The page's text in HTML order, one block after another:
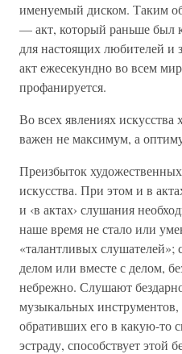
именуемый диском. Таким
— акт, который раньше был
для настоящих любителей
акт ежесекундно во всем
профанируется.
Во всех явлениях искусства
важен не максимум, а
Преизбыток
искусства. При этом и в
и ‹в актах› слушания
наше время не стало или
«талантливых
делом или вместе с делом,
небрежно. Слушают
музыкальных
обративших его в какую-
эстраду, способствует этой